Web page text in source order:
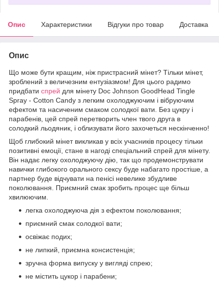
Опис Характеристики Відгуки про товар Доставка
Опис
Що може бути кращим, ніж пристрасний мінет? Тільки мінет,
зроблений з величезним ентузіазмом! Для цього радимо
придбати спрей для мінету Doc Johnson GoodHead Tingle
Spray - Cotton Candy з легким охолоджуючим і вібруючим
ефектом та насиченим смаком солодкої вати. Без цукру і
парабенів, цей спрей перетворить член твого друга в
солодкий льодяник, і облизувати його захочеться нескінченно!
Щоб глибокий мінет викликав у всіх учасників процесу тільки
позитивні емоції, стане в нагоді спеціальний спрей для мінету.
Він надає легку охолоджуючу дію, так що продемонструвати
навички глибокого орального сексу буде набагато простіше, а
партнер буде відчувати на пенісі невелике збудливе
поколювання. Приємний смак зробить процес ще більш
хвилюючим.
легка охолоджуюча дія з ефектом поколювання;
приємний смак солодкої вати;
освіжає подих;
не липкий, приємна консистенція;
зручна форма випуску у вигляді спрею;
не містить цукор і парабени;